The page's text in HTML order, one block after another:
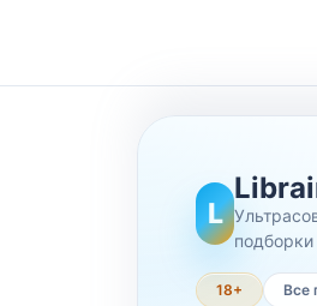
L
подборки
18+ Все